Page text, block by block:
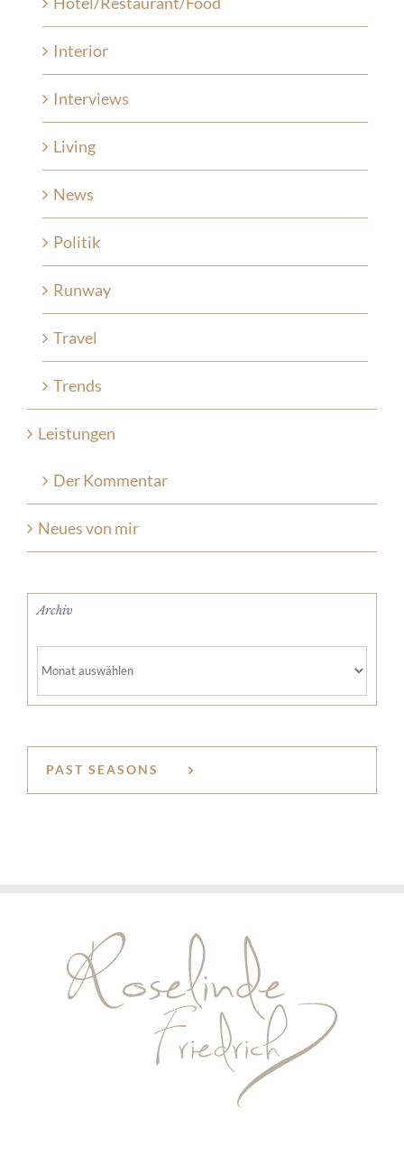
Interior
Interviews
Living
News
Politik
Runway
Travel
Trends
Leistungen
Der Kommentar
Neues von mir
Archiv
PAST SEASONS